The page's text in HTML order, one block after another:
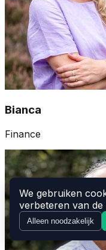
We gebruiken
verbeteren van de
Alleen noodzakelijk
Bianca
Finance